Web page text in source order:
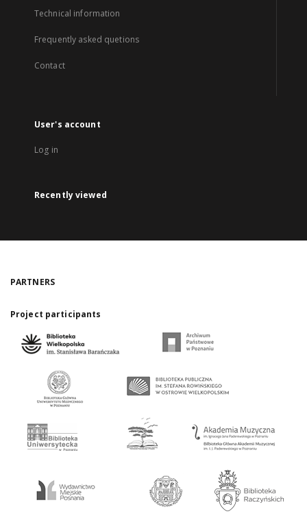
Technical information
Frequently asked quetions
Contact
User's account
Log in
Recently viewed
PARTNERS
Project participants